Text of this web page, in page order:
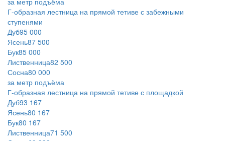
Г‑образная лестница на прямой тетиве с забежными
ступенями
Дуб95 000
Ясень87 500
Бук85 000
Лиственница82 500
Сосна80 000
за метр подъёма
Г‑образная лестница на прямой тетиве с площадкой
Дуб93 167
Ясень80 167
Бук80 167
Лиственница71 500